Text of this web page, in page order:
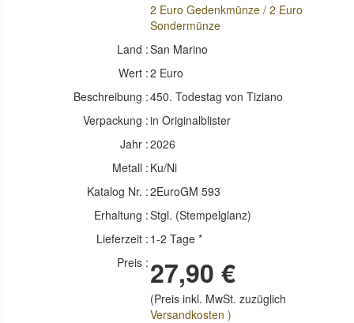
2 Euro Gedenkmünze / 2 Euro
Sondermünze
Land :San Marino
Wert :2 Euro
Beschreibung :450. Todestag von Tiziano
Verpackung :in Originalblister
Jahr :2026
Metall : Ku/Ni
Katalog Nr. :2EuroGM 593
Erhaltung :Stgl. (Stempelglanz)
Lieferzeit : 1-2 Tage *
Preis : 27,90 €
(Preis inkl. MwSt. zuzüglich
Versandkosten )